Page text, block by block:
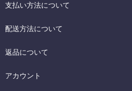
支払い方法について
配送方法について
返品について
アカウント